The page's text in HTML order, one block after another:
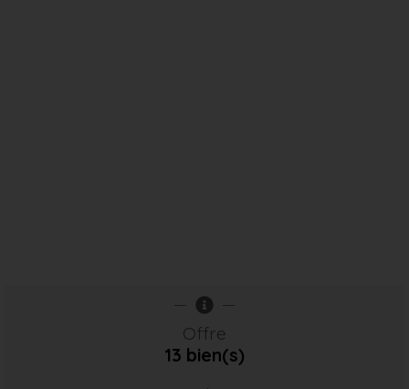
Offre
13 bien(s)